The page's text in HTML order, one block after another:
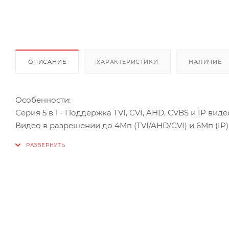
ОПИСАНИЕ ХАРАКТЕРИСТИКИ НАЛИЧИЕ
Особенности:
Серия 5 в 1 - Поддержка TVI, CVI, AHD, CVBS и IP
Видео в разрешении до 4Мп (TVI/AHD/CVI) и 6Мп (IP)